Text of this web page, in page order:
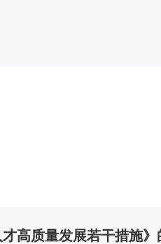
高质量发展若干措施》